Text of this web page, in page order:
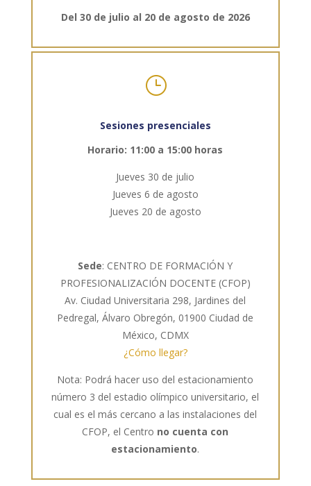
Del 30 de julio al 20 de agosto de 2026
}
Sesiones presenciales
Horario: 11:00 a 15:00 horas
Jueves 30 de julio
Jueves 6 de agosto
Jueves 20 de agosto
Sede: CENTRO DE FORMACIÓN Y
PROFESIONALIZACIÓN DOCENTE (CFOP)
Av. Ciudad Universitaria 298, Jardines del
Pedregal, Álvaro Obregón, 01900 Ciudad de
México, CDMX
¿Cómo llegar?
Nota: Podrá hacer uso del estacionamiento
número 3 del estadio olímpico universitario, el
cual es el más cercano a las instalaciones del
CFOP, el Centro no cuenta con
estacionamiento.